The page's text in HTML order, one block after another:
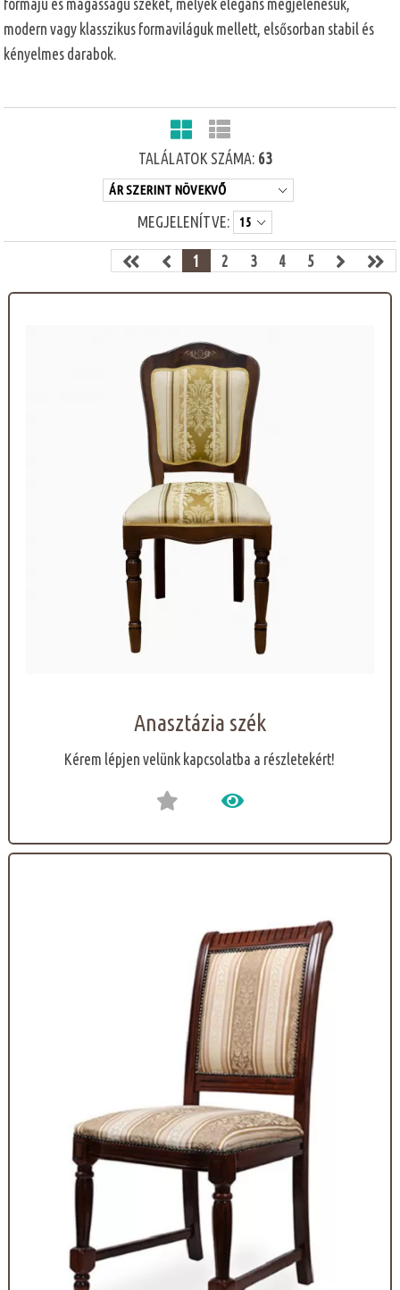
formájú és magasságú széket, melyek elegáns megjelenésük,
modern vagy klasszikus formaviláguk mellett, elsősorban stabil és
kényelmes darabok.
TALÁLATOK SZÁMA: 63
MEGJELENÍTVE:
1 2 3 4 5
Anasztázia szék
Kérem lépjen velünk kapcsolatba a részletekért!